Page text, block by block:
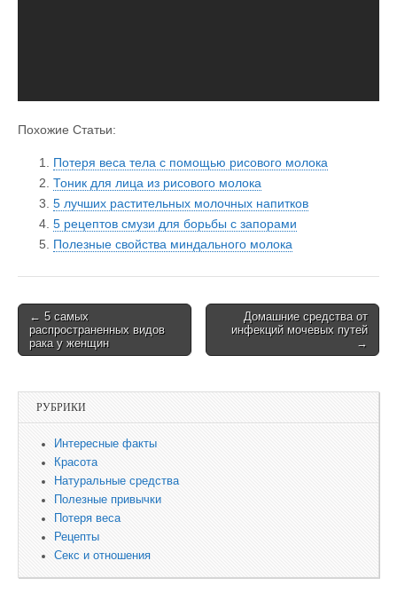
Похожие Статьи:
Потеря веса тела с помощью рисового молока
Тоник для лица из рисового молока
5 лучших растительных молочных напитков
5 рецептов смузи для борьбы с запорами
Полезные свойства миндального молока
Post navigation
← 5 самых
распространенных видов
рака у женщин
Домашние средства от
инфекций мочевых путей
→
РУБРИКИ
Интересные факты
Красота
Натуральные средства
Полезные привычки
Потеря веса
Рецепты
Секс и отношения